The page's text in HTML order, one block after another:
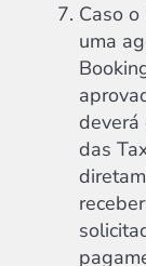
Caso
uma
deverá
das